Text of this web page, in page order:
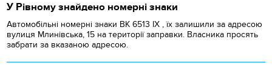
У Рівному знайдено номерні знаки
Автомобільні номерні знаки BK 6513 IX , їх залишили за адресою
вулиця Млинівська, 15 на території заправки. Власника просять
забрати за вказаною адресою.